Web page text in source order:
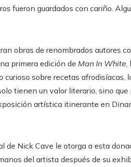
fueron guardados con cariño.
obras de renombrados autores
primera edición de Man In White
sobre recetas afrodisíacas,
tienen un valor literario, sino que
artística itinerante en
de Nick Cave le otorga a esta
del artista después de su